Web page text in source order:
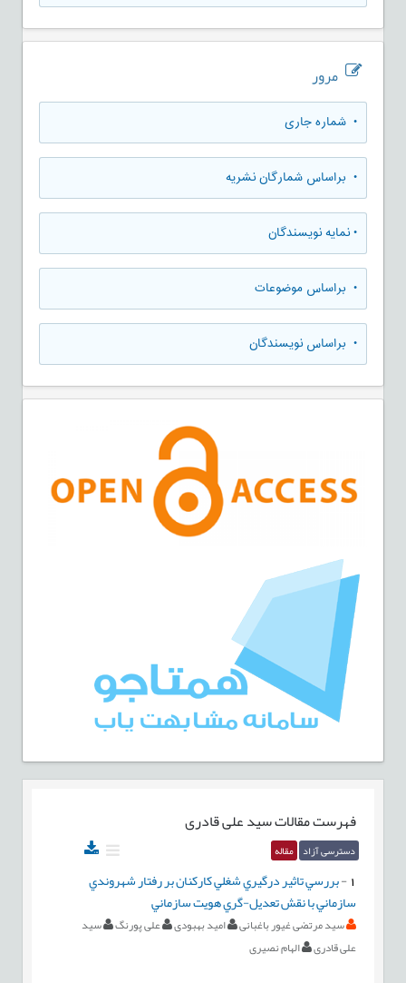
مرور
• شماره جاری
• براساس شمارگان نشریه
•نمایه نویسندگان
• براساس موضوعات
• براساس نویسندگان
فهرست مقالاتسید علی قادری
دسترسی آزاد مقاله
-بررسي تاثير درگيري شغلي کارکنان بر رفتار شهروندي
سازماني با نقش تعديل-‏گري هويت سازماني
سید مرتضی غیور باغبانی امید بهبودی علی پورنگ
سید
علی قادری
الهام نصیری